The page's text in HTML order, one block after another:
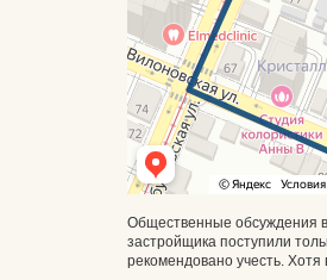
Общественные обсуждения
застройщика поступили
рекомендовано учесть.